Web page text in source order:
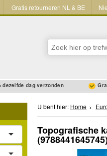
Gratis retourneren NL & BE
dag verzonden
U bent hier: Home
Topografische